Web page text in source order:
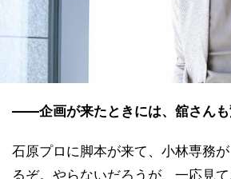
――企画が来たときには、舘さんも
石原プロに脚本が来て、小林専務
るぞ。やらないだろうが、一応見